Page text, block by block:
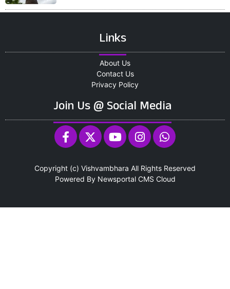
Links
About Us
Contact Us
Privacy Policy
Join Us @ Social Media
Copyright (c) Vishvambhara All Rights Reserved
Powered By Newsportal CMS Cloud